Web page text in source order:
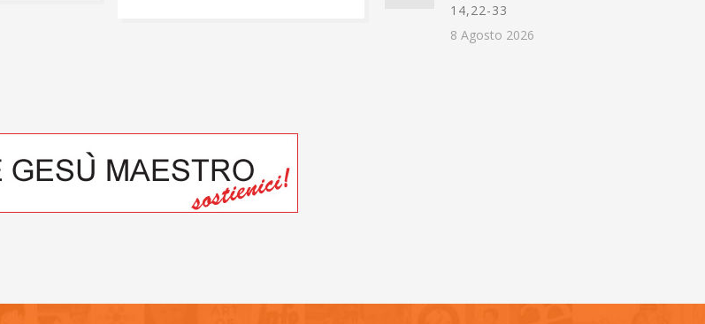
14,22-33
8 Agosto 2026